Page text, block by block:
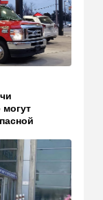
Гитлера,
ВИДЕО